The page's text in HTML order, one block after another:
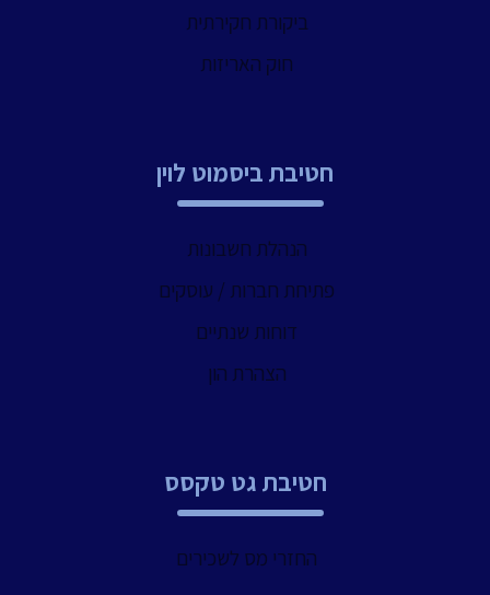
ביקורת חקירתית
חוק האריזות
חטיבת ביסמוט לוין
הנהלת חשבונות
פתיחת חברות / עוסקים
דוחות שנתיים
הצהרת הון
חטיבת גט טקסס
החזרי מס לשכירים